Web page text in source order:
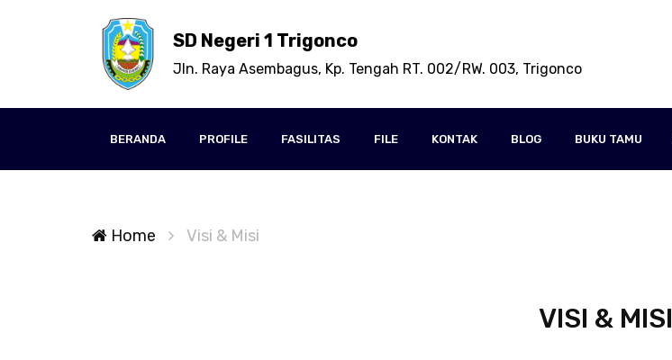
SD Negeri 1 Trigonco
Jln. Raya Asembagus, Kp. Tengah RT. 002/RW. 003, Trigonco
BERANDA PROFILE FASILITAS FILE KONTAK BLOG BUKU TAMU
Home Visi & Misi
VISI & MISI